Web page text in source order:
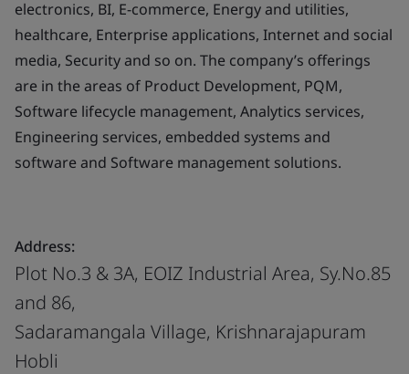
electronics, BI, E-commerce, Energy and utilities,
healthcare, Enterprise applications, Internet and social
media, Security and so on. The company’s offerings
are in the areas of Product Development, PQM,
Software lifecycle management, Analytics services,
Engineering services, embedded systems and
software and Software management solutions.
Address:
Plot No.3 & 3A, EOIZ Industrial Area, Sy.No.85
and 86,
Sadaramangala Village, Krishnarajapuram
Hobli